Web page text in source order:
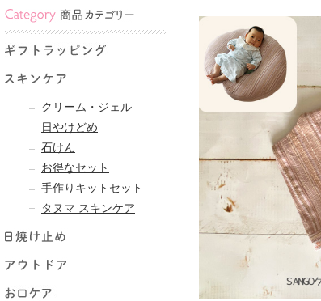
クリーム・ジェル
日やけどめ
石けん
お得なセット
手作りキットセット
タヌマ スキンケア